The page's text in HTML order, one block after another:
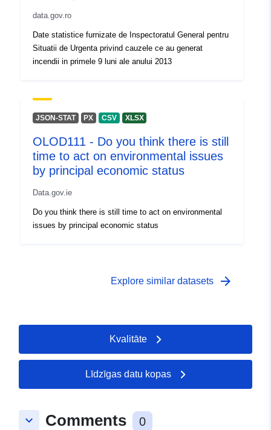
Identifikatori:
6059d969-c006-49f3-8b44-
2c1620e4aeb4
c006-49f3-8b44-2c1620e4aeb4
Piekļuves
tiesības:
non-public
Uzkrāšanas
periodiskums:
data.gov.ro
Date statistice furnizate de Inspectoratul General pentru
Situatii de Urgenta privind cauzele ce au generat
incendii in primele 9 luni ale anului 2013
JSON-STAT PX CSV XLSX
OLOD111 - Do you think there is still
time to act on environmental issues
by principal economic status
Data.gov.ie
Do you think there is still time to act on environmental
issues by principal economic status
Explore similar datasets arrow_forward
Kvalitāte
Līdzīgas datu kopas
keyboard_arrow_down Comments 0